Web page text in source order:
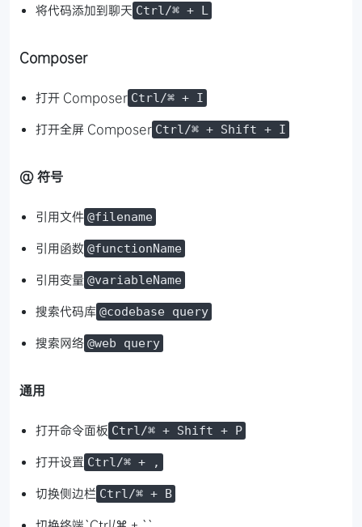
将代码添加到聊天 Ctrl/⌘ + L
Composer
打开 Composer Ctrl/⌘ + I
打开全屏 Composer Ctrl/⌘ + Shift + I
@ 符号
引用文件 @filename
引用函数 @functionName
引用变量 @variableName
搜索代码库 @codebase query
搜索网络 @web query
通用
打开命令面板 Ctrl/⌘ + Shift + P
打开设置 Ctrl/⌘ + ,
切换侧边栏 Ctrl/⌘ + B